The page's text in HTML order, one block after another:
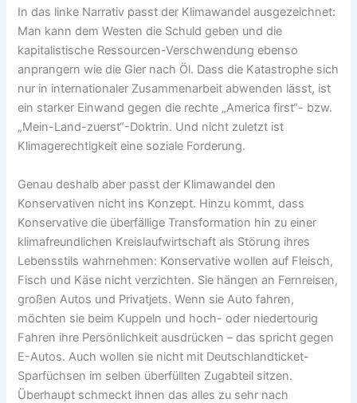
In das linke Narrativ passt der Klimawandel ausgezeichnet:
Man kann dem Westen die Schuld geben und die
kapitalistische Ressourcen-Verschwendung ebenso
anprangern wie die Gier nach Öl. Dass die Katastrophe sich
nur in internationaler Zusammenarbeit abwenden lässt, ist
ein starker Einwand gegen die rechte „America first“- bzw.
„Mein-Land-zuerst“-Doktrin. Und nicht zuletzt ist
Klimagerechtigkeit eine soziale Forderung.
Genau deshalb aber passt der Klimawandel den
Konservativen nicht ins Konzept. Hinzu kommt, dass
Konservative die überfällige Transformation hin zu einer
klimafreundlichen Kreislaufwirtschaft als Störung ihres
Lebensstils wahrnehmen: Konservative wollen auf Fleisch,
Fisch und Käse nicht verzichten. Sie hängen an Fernreisen,
großen Autos und Privatjets. Wenn sie Auto fahren,
möchten sie beim Kuppeln und hoch- oder niedertourig
Fahren ihre Persönlichkeit ausdrücken – das spricht gegen
E-Autos. Auch wollen sie nicht mit Deutschlandticket-
Sparfüchsen im selben überfüllten Zugabteil sitzen.
Überhaupt schmeckt ihnen das alles zu sehr nach